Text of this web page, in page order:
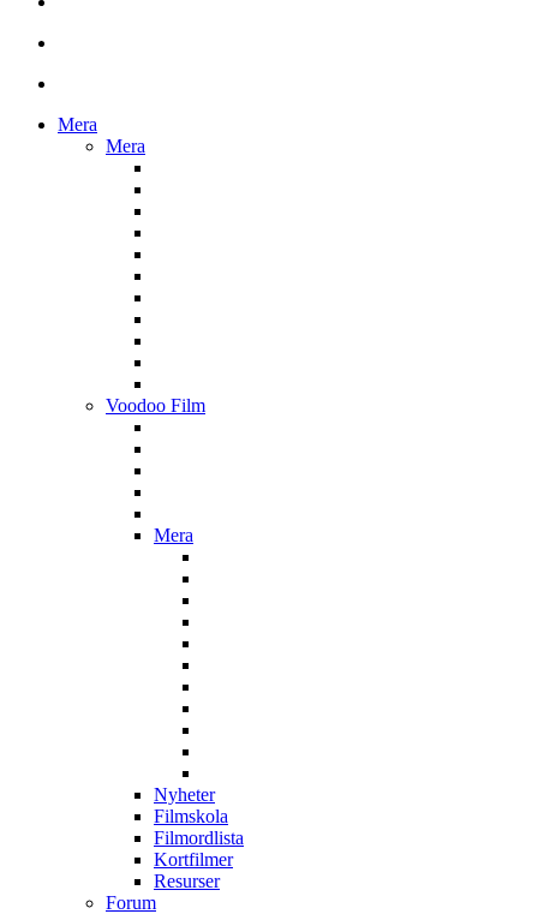
Mera
Mera
Voodoo Film
Mera
Nyheter
Filmskola
Filmordlista
Kortfilmer
Resurser
Forum